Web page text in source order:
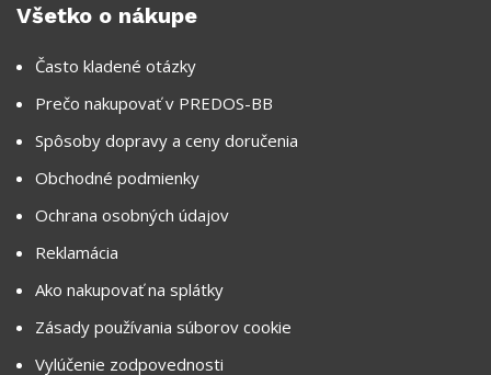
Všetko o nákupe
Často kladené otázky
Prečo nakupovať v PREDOS-BB
Spôsoby dopravy a ceny doručenia
Obchodné podmienky
Ochrana osobných údajov
Reklamácia
Ako nakupovať na splátky
Zásady používania súborov cookie
Vylúčenie zodpovednosti